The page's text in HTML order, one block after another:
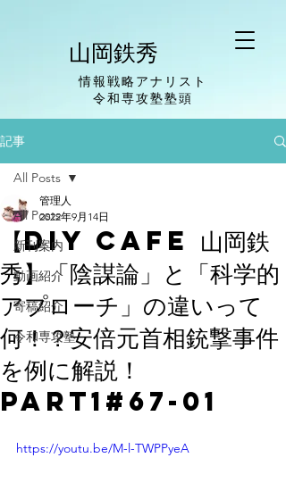
山岡鉄秀
情報戦略アナリスト
​令和専攻塾塾頭
記事
All Posts
新刊案内
動画紹介
寄稿紹介
令和専攻塾
All Posts
【DIY cafe 山岡鉄
秀】「陰謀論」と「科学的
アプローチ」の違いって
何！？安倍元首相銃撃事件
を例に解説！
part1#67-01
管理人
2022年9月14日
https://youtu.be/M-l-TWPPyeA